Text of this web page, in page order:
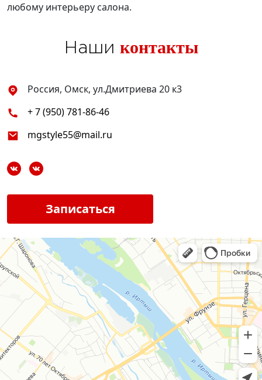
любому интерьеру салона.
Наши контакты
Россия, Омск, ул.Дмитриева 20 к3
+ 7 (950) 781-86-46
mgstyle55@mail.ru
Записаться